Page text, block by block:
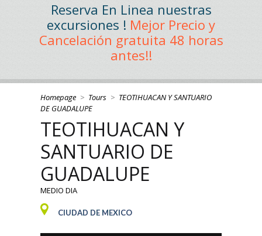
Reserva En Linea nuestras
excursiones ! Mejor Precio y
Cancelación gratuita 48 horas
antes!!
Homepage > Tours > TEOTIHUACAN Y SANTUARIO
DE GUADALUPE
TEOTIHUACAN Y
SANTUARIO DE
GUADALUPE
MEDIO DIA
CIUDAD DE MEXICO